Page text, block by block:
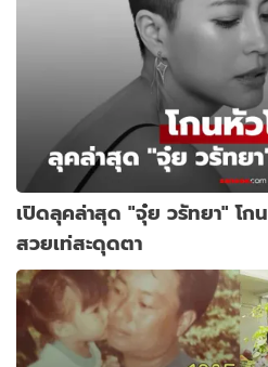
เปิดลุคล่าสุด "จุ๋ย วรัทยา" โก
สวยเท่สะดุดตา